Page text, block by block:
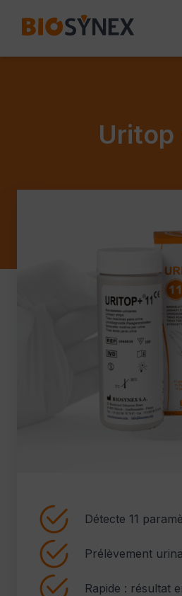
Uritop
Détecte 11
Prélèvement
Rapide : résultat